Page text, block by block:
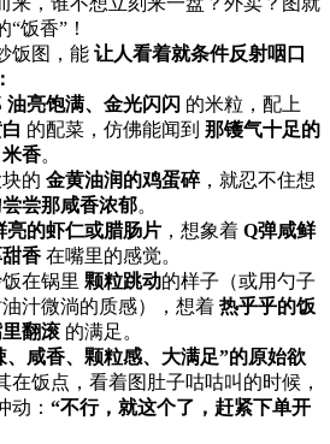
“饭香”！
饭图，能 让人看着就条件反射咽口
油亮饱满、金光闪闪 ​ 的米粒，配上 ​
​ 的配菜，仿佛能闻到 ​ 那镬气十足的
香。
的 金黄油润的鸡蛋碎，就忍不住想 ​
尝那咸香浓郁。
亮的虾仁或腊肠片 ，想象着 ​ Q弹咸鲜
香 ​ 在嘴里的感觉。
在锅里
颗粒跳动的样子（或用勺子
汁微淌的质感），想着 热乎乎的饭
翻滚​ 的满足。
、咸香、颗粒感、大满足”的原始欲
在饭点，看着图肚子咕咕叫的时候，
动：​ ​“不行，就这个了，赶紧下单开